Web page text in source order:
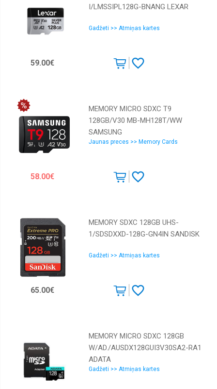
I/LMSSIPL128G-BNANG LEXAR
Gadžeti >> Atmiņas kartes
59.00€
MEMORY MICRO SDXC T9
128GB/V30 MB-MH128T/WW
SAMSUNG
Jaunas preces >> Memory Cards
58.00€
MEMORY SDXC 128GB UHS-
1/SDSDXXD-128G-GN4IN SANDISK
Gadžeti >> Atmiņas kartes
65.00€
MEMORY MICRO SDXC 128GB
W/AD./AUSDX128GUI3V30SA2-RA1
ADATA
Gadžeti >> Atmiņas kartes